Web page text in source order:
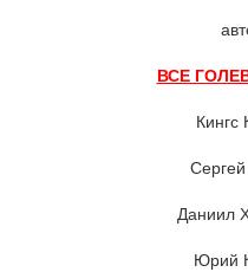
ВСЕ
Кингс
Даниил
Юрий